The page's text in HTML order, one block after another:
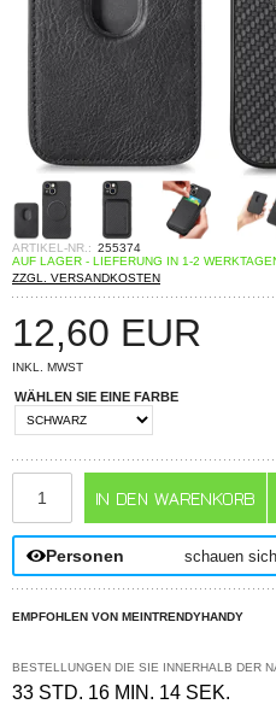
ARTIKEL-NR.: 255374
AUF LAGER - LIEFERUNG IN 1-2
ZZGL. VERSANDKOSTEN
12,60 EUR
INKL. MWST
WÄHLEN SIE EINE FARBE
Personen schauen
EMPFOHLEN VON MEINTRENDYHANDY
BESTELLUNGEN DIE SIE INNERHALB DER
33 STD. 16 MIN. 14 SEK.